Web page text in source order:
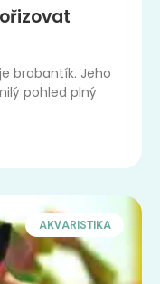
brabantík. Jeho
pohled plný
AKVARISTIKA